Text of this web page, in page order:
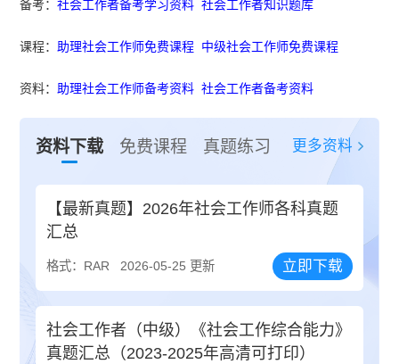
备考：社会工作者备考学习资料 社会工作者知识题库
课程： 助理社会工作师免费课程 中级社会工作师免费课程
资料： 助理社会工作师备考资料 社会工作者备考资料
资料下载 免费课程 真题练习 更多资料
【最新真题】2026年社会工作师各科真题
汇总
格式：RAR 2026-05-25 更新 立即下载
社会工作者（中级）《社会工作综合能力》
真题汇总（2023-2025年高清可打印）